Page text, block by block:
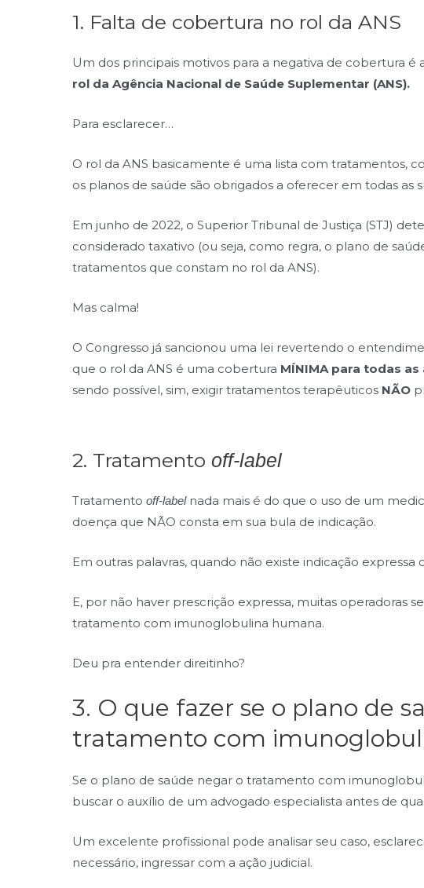
1. Falta de cobertura no rol da ANS
Um dos principais motivos para a negativa de cobertura é
rol da Agência Nacional de Saúde Suplementar (ANS).
Para esclarecer…
O rol da ANS basicamente é uma lista com tratamentos,
os planos de saúde são obrigados a oferecer em todas as
Em junho de 2022, o Superior Tribunal de Justiça (STJ)
considerado taxativo (ou seja, como regra, o plano de
tratamentos que constam no rol da ANS).
Mas calma!
O Congresso já sancionou uma lei revertendo o
que o rol da ANS é uma cobertura MÍNIMA para todas
sendo possível, sim, exigir tratamentos terapêuticos NÃO
2. Tratamento off-label
Tratamento off-labelnada mais é do que o uso de um
doença que NÃO consta em sua bula de indicação.
Em outras palavras, quando não existe indicação
E, por não haver prescrição expressa, muitas operadoras
tratamento com imunoglobulina humana.
Deu pra entender direitinho?
3. O que fazer se o plano de
tratamento com
Se o plano de saúde negar o tratamento com
buscar o auxílio de um advogado especialista antes de
Um excelente profissional pode analisar seu caso,
necessário, ingressar com a ação judicial.